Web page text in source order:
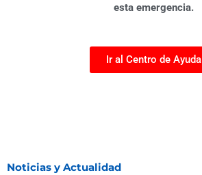
esta emergencia.
Ir al Centro de Ayuda
Noticias y Actualidad